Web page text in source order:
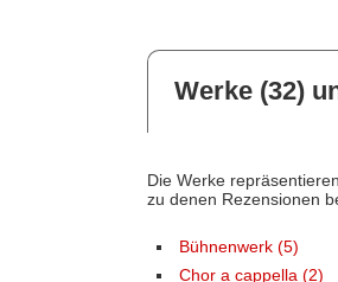
Werke (32)
Die Werke
zu denen Rezensionen
Bühnenwerk (5)
Chor a cappella (2)